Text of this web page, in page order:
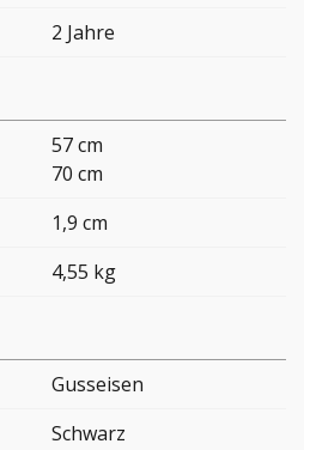
2 Jahre
57 cm
70 cm
1,9 cm
4,55 kg
Gusseisen
Schwarz